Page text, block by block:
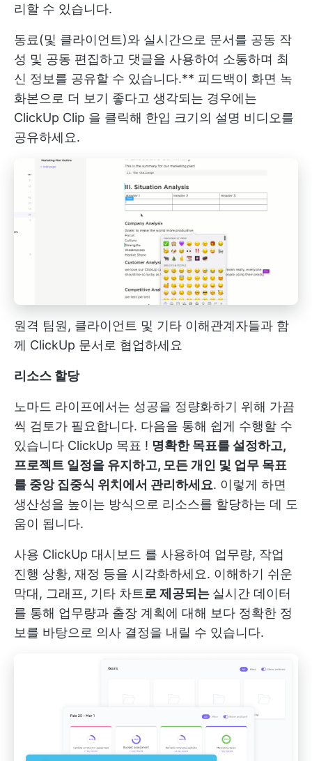
리할 수 있습니다.
동료(및 클라이언트)와 실시간으로 문서를 공동 작
성 및 공동 편집하고 댓글을 사용하여 소통하며 최
신 정보를 공유할 수 있습니다.** 피드백이 화면 녹
화본으로 더 보기 좋다고 생각되는 경우에는
ClickUp Clip 을 클릭해 한입 크기의 설명 비디오를
공유하세요.
원격 팀원, 클라이언트 및 기타 이해관계자들과 함
께 ClickUp 문서로 협업하세요
리소스 할당
노마드 라이프에서는 성공을 정량화하기 위해 가끔
씩 검토가 필요합니다. 다음을 통해 쉽게 수행할 수
있습니다 ClickUp 목표 ! 명확한 목표를 설정하고,
프로젝트 일정을 유지하고, 모든 개인 및 업무 목표
를 중앙 집중식 위치에서 관리하세요. 이렇게 하면
생산성을 높이는 방식으로 리소스를 할당하는 데 도
움이 됩니다.
사용 ClickUp 대시보드 를 사용하여 업무량, 작업
진행 상황, 재정 등을 시각화하세요. 이해하기 쉬운
막대, 그래프, 기타 차트로 제공되는 실시간 데이터
를 통해 업무량과 출장 계획에 대해 보다 정확한 정
보를 바탕으로 의사 결정을 내릴 수 있습니다.